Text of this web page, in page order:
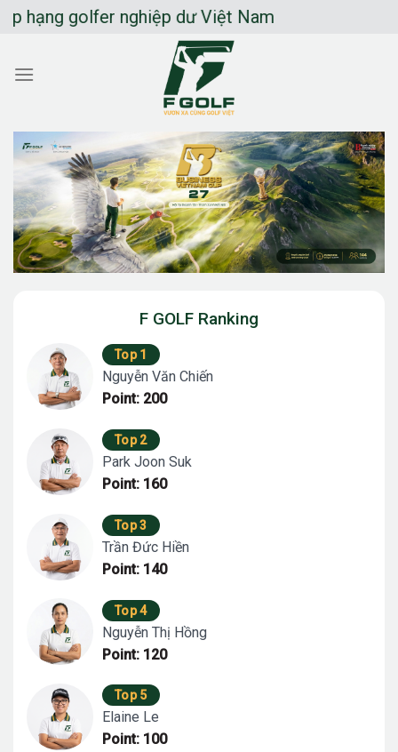
Chuyển
dung
nghiệp dư Việt Nam
F GOLF Ranking
Top 1
Nguyễn Văn Chiến
Point: 200
Top 2
Park Joon Suk
Point: 160
Top 3
Trần Đức Hiền
Point: 140
Top 4
Nguyễn Thị Hồng
Point: 120
Top 5
Elaine Le
Point: 100